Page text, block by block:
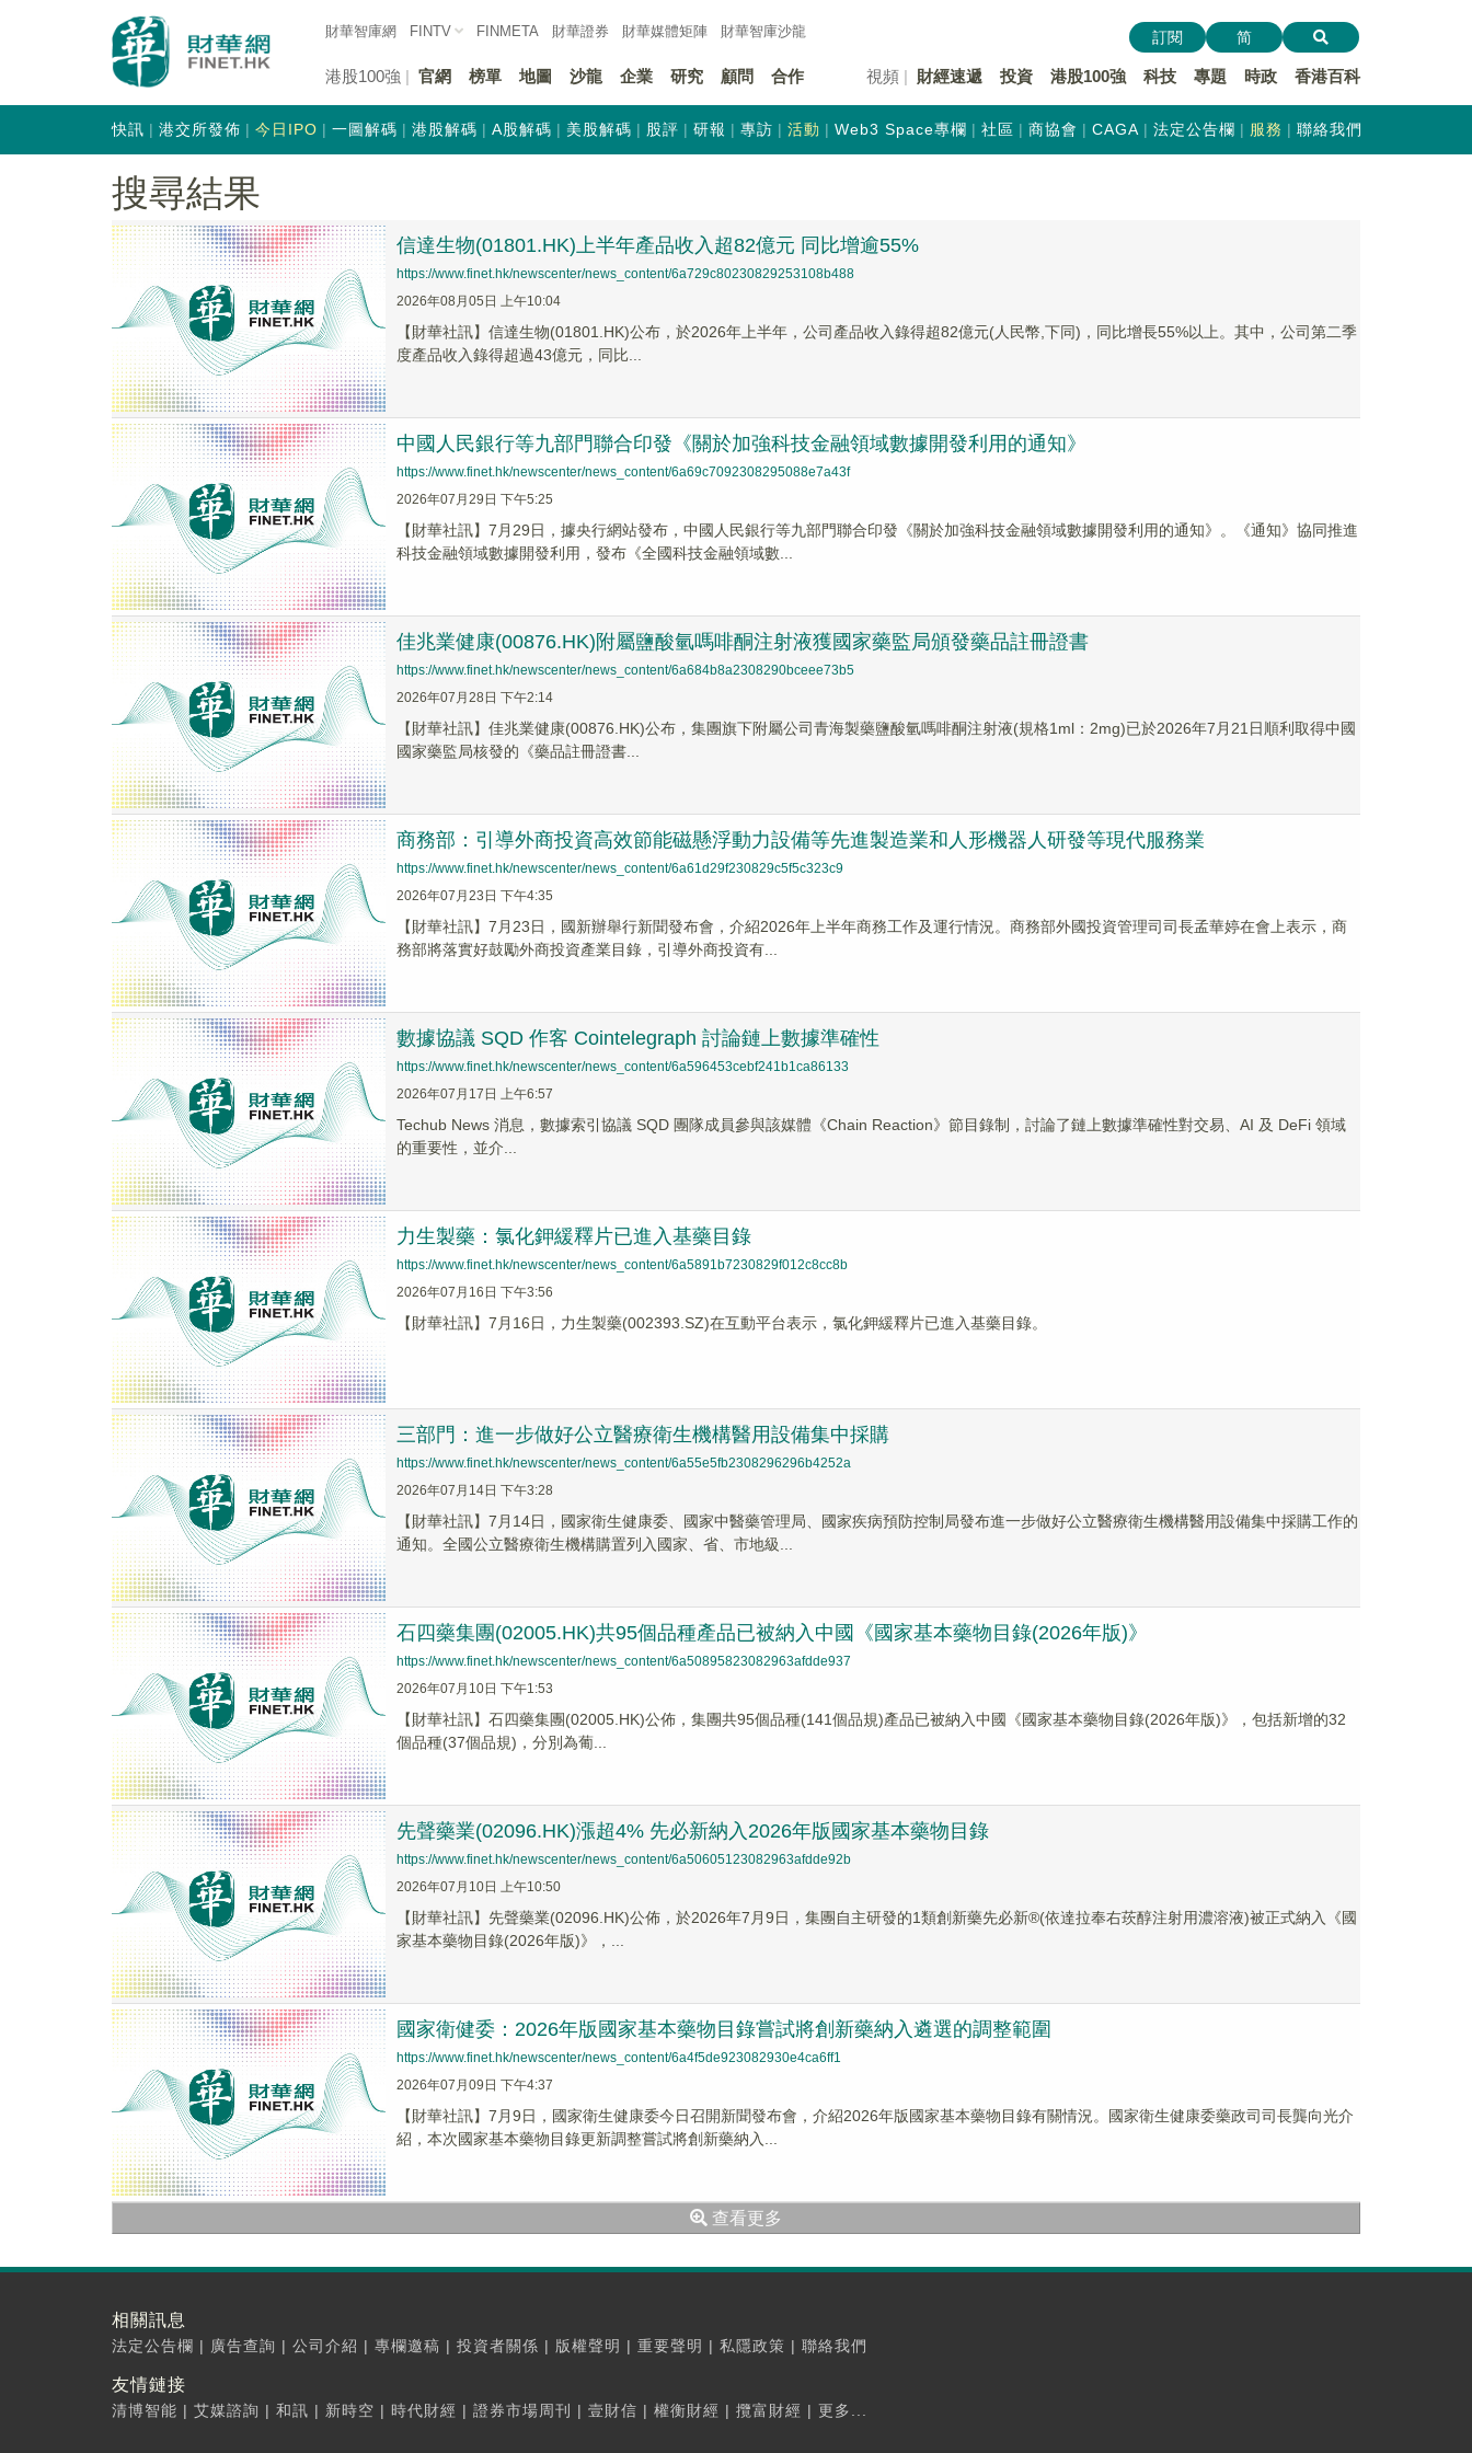
財華智庫網 FINTV FINMETA 財華證券 財華媒體矩陣 財華智庫沙龍
港股100強 官網 榜單 地圖 沙龍 企業 研究 顧問 合作 視頻 財經速遞 投資 港股100強 科技 專題 時政 香港百科
訂閱 简
快訊 港交所發佈 今日IPO 一圖解碼 港股解碼 A股解碼 美股解碼 股評 研報 專訪 活動 Web3 Space專欄 社區 商協會 CAGA 法定公告欄 服務 聯絡我們
搜尋結果
信達生物(01801.HK)上半年產品收入超82億元 同比增逾55%
https://www.finet.hk/newscenter/news_content/6a729c80230829253108b488
2026年08月05日 上午10:04
【財華社訊】信達生物(01801.HK)公布，於2026年上半年，公司產品收入錄得超82億元(人民幣,下同)，同比增長55%以上。其中，公司第二季
度產品收入錄得超過43億元，同比...
中國人民銀行等九部門聯合印發《關於加強科技金融領域數據開發利用的通知》
https://www.finet.hk/newscenter/news_content/6a69c7092308295088e7a43f
2026年07月29日 下午5:25
【財華社訊】7月29日，據央行網站發布，中國人民銀行等九部門聯合印發《關於加強科技金融領域數據開發利用的通知》。《通知》協同推進
科技金融領域數據開發利用，發布《全國科技金融領域數...
佳兆業健康(00876.HK)附屬鹽酸氫嗎啡酮注射液獲國家藥監局頒發藥品註冊證書
https://www.finet.hk/newscenter/news_content/6a684b8a2308290bceee73b5
2026年07月28日 下午2:14
【財華社訊】佳兆業健康(00876.HK)公布，集團旗下附屬公司青海製藥鹽酸氫嗎啡酮注射液(規格1ml：2mg)已於2026年7月21日順利取得中國
國家藥監局核發的《藥品註冊證書...
商務部：引導外商投資高效節能磁懸浮動力設備等先進製造業和人形機器人研發等現代服務業
https://www.finet.hk/newscenter/news_content/6a61d29f230829c5f5c323c9
2026年07月23日 下午4:35
【財華社訊】7月23日，國新辦舉行新聞發布會，介紹2026年上半年商務工作及運行情況。商務部外國投資管理司司長孟華婷在會上表示，商
務部將落實好鼓勵外商投資產業目錄，引導外商投資有...
數據協議 SQD 作客 Cointelegraph 討論鏈上數據準確性
https://www.finet.hk/newscenter/news_content/6a596453cebf241b1ca86133
2026年07月17日 上午6:57
Techub News 消息，數據索引協議 SQD 團隊成員參與該媒體《Chain Reaction》節目錄制，討論了鏈上數據準確性對交易、AI 及 DeFi 領域
的重要性，並介...
力生製藥：氯化鉀緩釋片已進入基藥目錄
https://www.finet.hk/newscenter/news_content/6a5891b7230829f012c8cc8b
2026年07月16日 下午3:56
【財華社訊】7月16日，力生製藥(002393.SZ)在互動平台表示，氯化鉀緩釋片已進入基藥目錄。
三部門：進一步做好公立醫療衛生機構醫用設備集中採購
https://www.finet.hk/newscenter/news_content/6a55e5fb2308296296b4252a
2026年07月14日 下午3:28
【財華社訊】7月14日，國家衛生健康委、國家中醫藥管理局、國家疾病預防控制局發布進一步做好公立醫療衛生機構醫用設備集中採購工作的
通知。全國公立醫療衛生機構購置列入國家、省、市地級...
石四藥集團(02005.HK)共95個品種產品已被納入中國《國家基本藥物目錄(2026年版)》
https://www.finet.hk/newscenter/news_content/6a50895823082963afdde937
2026年07月10日 下午1:53
【財華社訊】石四藥集團(02005.HK)公佈，集團共95個品種(141個品規)產品已被納入中國《國家基本藥物目錄(2026年版)》，包括新增的32
個品種(37個品規)，分別為葡...
先聲藥業(02096.HK)漲超4% 先必新納入2026年版國家基本藥物目錄
https://www.finet.hk/newscenter/news_content/6a50605123082963afdde92b
2026年07月10日 上午10:50
【財華社訊】先聲藥業(02096.HK)公佈，於2026年7月9日，集團自主研發的1類創新藥先必新®(依達拉奉右莰醇注射用濃溶液)被正式納入《國
家基本藥物目錄(2026年版)》，...
國家衛健委：2026年版國家基本藥物目錄嘗試將創新藥納入遴選的調整範圍
https://www.finet.hk/newscenter/news_content/6a4f5de923082930e4ca6ff1
2026年07月09日 下午4:37
【財華社訊】7月9日，國家衛生健康委今日召開新聞發布會，介紹2026年版國家基本藥物目錄有關情況。國家衛生健康委藥政司司長龔向光介
紹，本次國家基本藥物目錄更新調整嘗試將創新藥納入...
查看更多
相關訊息
法定公告欄 | 廣告查詢 | 公司介紹 | 專欄邀稿 | 投資者關係 | 版權聲明 | 重要聲明 | 私隱政策 | 聯絡我們
友情鏈接
清博智能 | 艾媒諮詢 | 和訊 | 新時空 | 時代財經 | 證券市場周刊 | 壹財信 | 權衡財經 | 攬富財經 | 更多...